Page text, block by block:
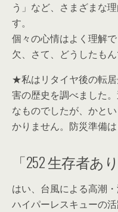
う」など、さまざまな
す。
個々の心情はよく理解
欠、さて、どうしたも
★私はリタイヤ後の転
害の歴史を調べました
なものでしたが、かと
かりません。防災準備
「252 生存者あ
はい、台風による高潮
ハイパーレスキューの